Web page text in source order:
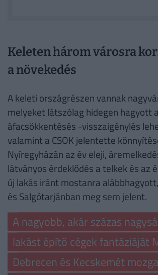
Keleten három városra
a növekedés
A keleti országrészen vannak
melyeket látszólag hidegen hagyott
áfacsökkentésés -visszaigénylés
valamint a CSOK jelentette
Nyíregyházán az év eleji,
látványos érdeklődés a telkek és az
új lakás iránt mostanra
és Salgótarjánban meg sem jelent.
A nagyobb, akár százas
lakást építő cégek fantáziáját
Debrecen és Kecskemét